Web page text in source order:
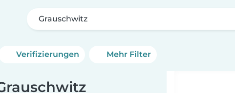
Grauschwitz
Verifizierungen Mehr Filter